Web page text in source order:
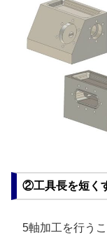
②工具長を短く
5軸加工を行う